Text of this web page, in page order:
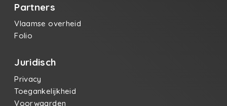
Partners
Vlaamse overheid
Folio
Juridisch
Privacy
Toegankelijkheid
Voorwaarden